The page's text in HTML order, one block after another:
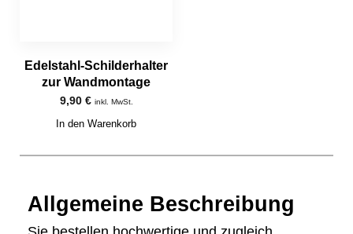
Edelstahl-Schilderhalter
zur Wandmontage
9,90 € inkl. MwSt.
In den Warenkorb
Allgemeine Beschreibung